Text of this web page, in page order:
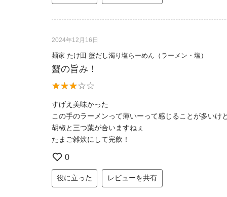
2024年12月16日
麺家 たけ田 蟹だし濁り塩らーめん（ラーメン・塩）
蟹の旨み！
すげえ美味かった
この手のラーメンって薄いーって感じることが多い
胡椒と三つ葉が合いますねぇ
たまご雑炊にして完飲！
0
役に立った レビューを共有